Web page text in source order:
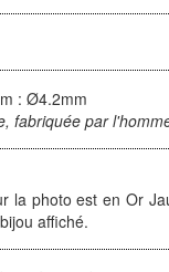
: Ø4.2mm
fabriquée par
la photo est en Or
affiché.